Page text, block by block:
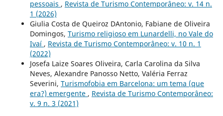
pessoais , Revista de Turismo Contemporâneo: v. 14 n.
1 (2026)
Giulia Costa de Queiroz DAntonio, Fabiane de Oliveira
Domingos, Turismo religioso em Lunardelli, no Vale do
Ivaí , Revista de Turismo Contemporâneo: v. 10 n. 1
(2022)
Josefa Laize Soares Oliveira, Carla Carolina da Silva
Neves, Alexandre Panosso Netto, Valéria Ferraz
Severini, Turismofobia em Barcelona: um tema (que
era?) emergente , Revista de Turismo Contemporâneo:
v. 9 n. 3 (2021)